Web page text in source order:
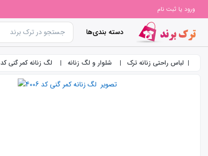
ورود یا ثبت نام
دسته بندی‌ها
لباس راحتی زنانه ترک شلوار و لگ زنانه لگ زنانه کمر گنی کد 4006